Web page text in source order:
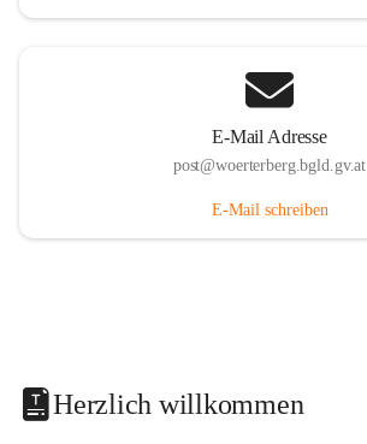
E-Mail Adresse
post@woerterberg.bgld.gv.at
E-Mail schreiben
Herzlich willkommen